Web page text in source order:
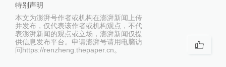
特别声明
本文为澎湃号作者或机构在澎湃新闻上传
并发布，仅代表该作者或机构观点，不代
表澎湃新闻的观点或立场，澎湃新闻仅提
供信息发布平台。申请澎湃号请用电脑访
问https://renzheng.thepaper.cn。